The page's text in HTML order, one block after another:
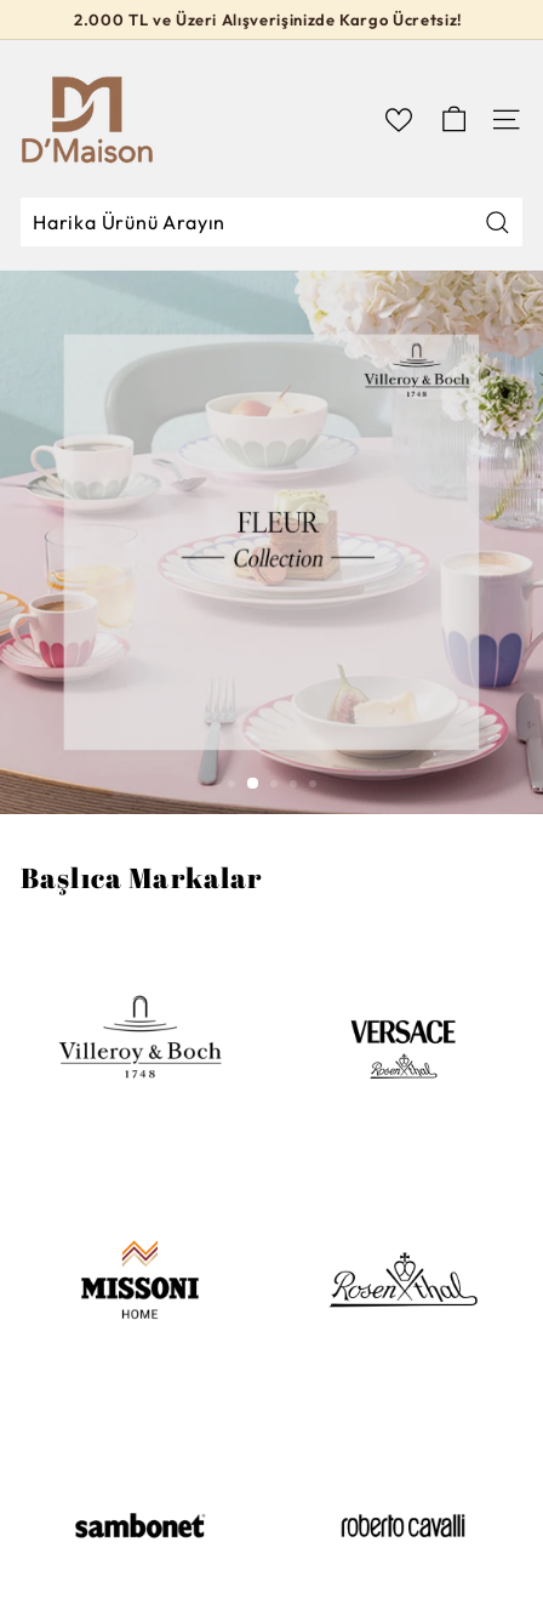
Slideshow
2.000 TL ve Üzeri Alışverişinizde Kargo Ücretsiz!
D’M
i
s
n
Ara
Başlıca Markalar